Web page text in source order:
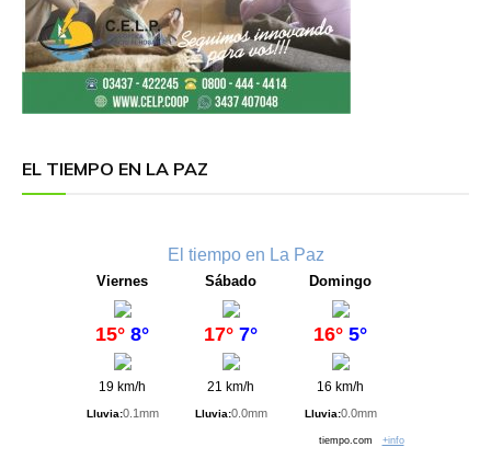
EL TIEMPO EN LA PAZ
El tiempo en La Paz
Viernes
15° 8°
19 km/h
Lluvia:0.1mm
Sábado
17° 7°
21 km/h
Lluvia:0.0mm
Domingo
16° 5°
16 km/h
Lluvia:0.0mm
tiempo.com +info